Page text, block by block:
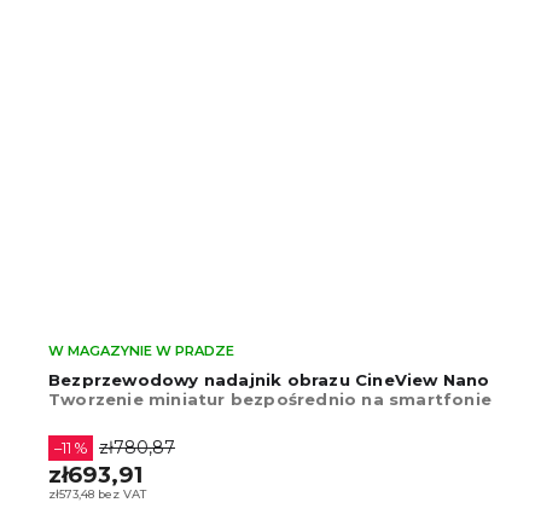
Bezprzewodowy nadajnik obrazu CineView Nano
Tworzenie miniatur bezpośrednio na smartfonie
W MAGAZYNIE W PRADZE
zł573,48 bez VAT
–11 % zł780,87
zł693,91